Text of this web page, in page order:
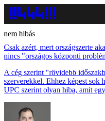
nem hibás
Csak azért, mert országszerte
nincs "országos központi
A cég szerint "rövidebb
szerverekkel. Ehhez képest sok
UPC szerint olyan hiba, amit